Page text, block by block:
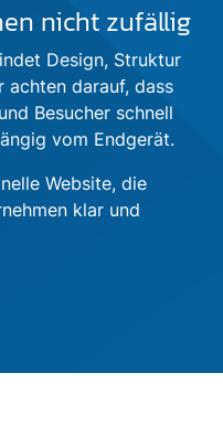
nicht zufällig
Design, Struktur
achten darauf, dass
Besucher schnell
vom Endgerät.
Website, die
klar und